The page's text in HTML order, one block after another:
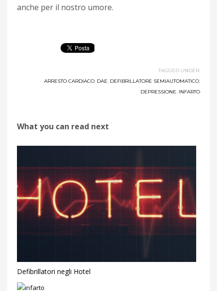
anche per il nostro umore.
TAGGED UNDER:
ARRESTO CARDIACO, DAE, DEFIBRILLATORE SEMIAUTOMATICO,
DEPRESSIONE, INFARTO
What you can read next
Defibrillatori negli Hotel